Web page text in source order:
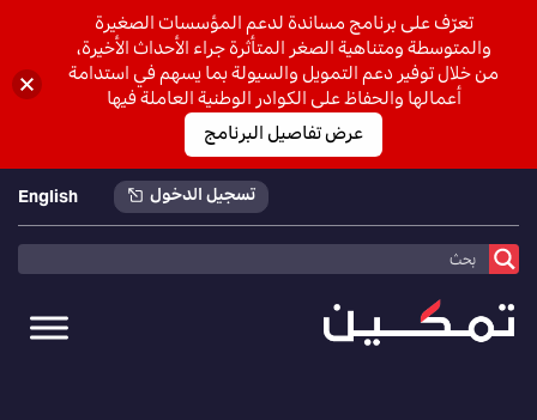
تسجيل الدخول English
تعرّف على برنامج مساندة لدعم المؤسسات الصغيرة
والمتوسطة ومتناهية الصغر المتأثرة جراء الأحداث الأخيرة،
من خلال توفير دعم التمويل والسيولة بما يسهم في استدامة
أعمالها والحفاظ على الكوادر الوطنية العاملة فيها
عرض تفاصيل البرنامج